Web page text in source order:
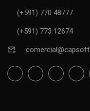
(+591) 770 48777
(+591) 773 12674